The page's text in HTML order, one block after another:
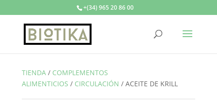
+(34) 965 20 86 00
TIENDA/ COMPLEMENTOS
ALIMENTICIOS / CIRCULACIÓN / ACEITE DE KRILL